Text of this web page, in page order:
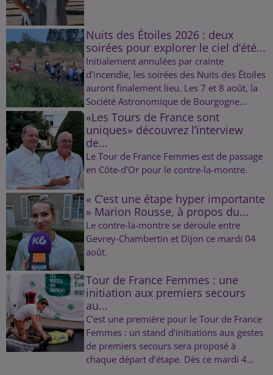
Nuits des Étoiles 2026 : deux
soirées pour explorer le ciel d’été...
Initialement annulées par crainte
d’incendie, les soirées des Nuits des Étoiles
auront finalement lieu. Les 7 et 8 août, la
Société Astronomique de Bourgogne...
«Les Tours de France sont
uniques» découvrez l’interview
de...
Le Tour de France Femmes est de passage
en Côte-d'Or pour le contre-la-montre.
« C’est une étape hyper importante
» Marion Rousse, à propos du...
Le contre-la-montre se déroule entre
Gevrey-Chambertin et Dijon ce mardi 04
août.
Tour de France Femmes : une
initiation aux premiers secours
au...
C’est une première pour le Tour de France
Femmes : un stand d’initiations aux gestes
de premiers secours sera proposé à
chaque départ d’étape. Dès ce mardi 4...